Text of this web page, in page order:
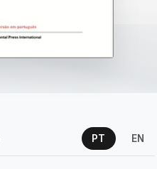
PT EN